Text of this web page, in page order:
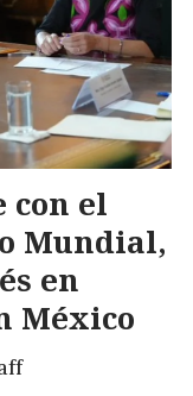
con el
Mundial,
en
México